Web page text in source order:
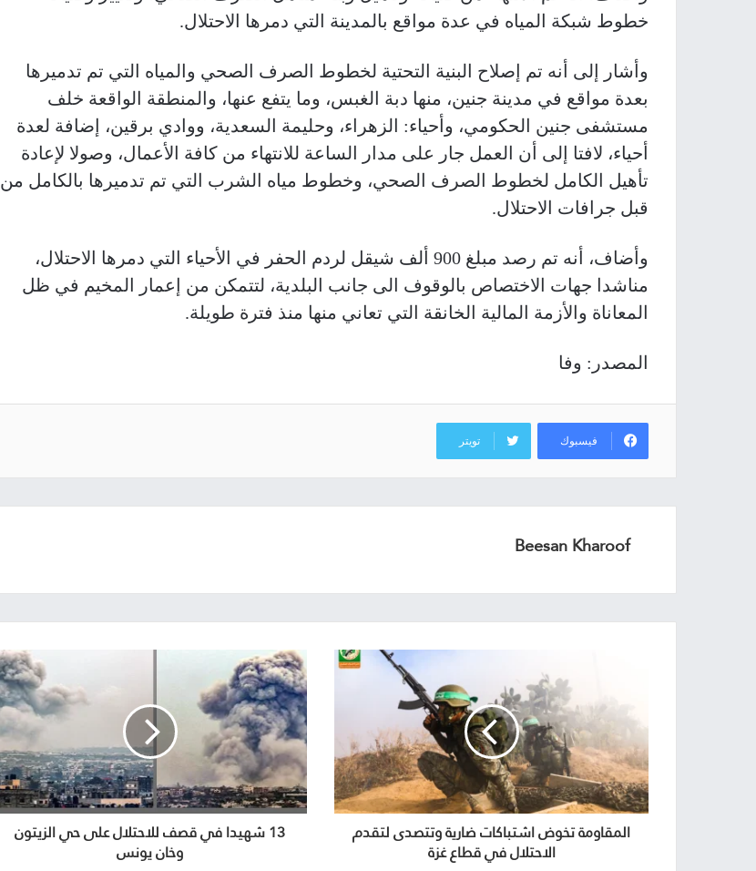
خطوط شبكة المياه في عدة مواقع بالمدينة التي دمرها الاحتلال.
وأشار إلى أنه تم إصلاح البنية التحتية لخطوط الصرف الصحي والمياه التي تم تدميرها
بعدة مواقع في مدينة جنين، منها دبة الغبس، وما يتفع عنها، والمنطقة الواقعة خلف
مستشفى جنين الحكومي، وأحياء: الزهراء، وحليمة السعدية، ووادي برقين، إضافة لعدة
أحياء، لافتا إلى أن العمل جار على مدار الساعة للانتهاء من كافة الأعمال، وصولا لإعادة
تأهيل الكامل لخطوط الصرف الصحي، وخطوط مياه الشرب التي تم تدميرها بالكامل من
قبل جرافات الاحتلال.
وأضاف، أنه تم رصد مبلغ 900 ألف شيقل لردم الحفر في الأحياء التي دمرها الاحتلال،
مناشدا جهات الاختصاص بالوقوف الى جانب البلدية، لتتمكن من إعمار المخيم في ظل
المعاناة والأزمة المالية الخانقة التي تعاني منها منذ فترة طويلة.
المصدر: وفا
فيسبوك تويتر
Beesan Kharoof
المقاومة تخوض اشتباكات ضارية وتتصدى لتقدم
الاحتلال في قطاع غزة
13 شهيدا في قصف للاحتلال على حي الزيتون
وخان يونس